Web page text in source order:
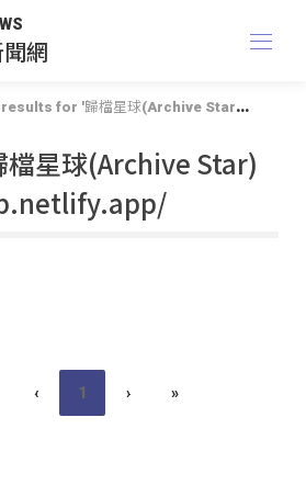
網
for '歸檔星球(Archive Star) https://jplop.netlify.app/'
檔星球(Archive Star)
‹ 1 › »